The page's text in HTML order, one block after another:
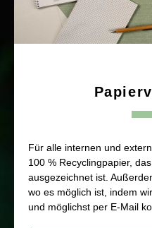
Für alle internen und
100 % Recyclingpapier,
ausgezeichnet ist.
wo es möglich ist, indem
und möglichst per E-Mail